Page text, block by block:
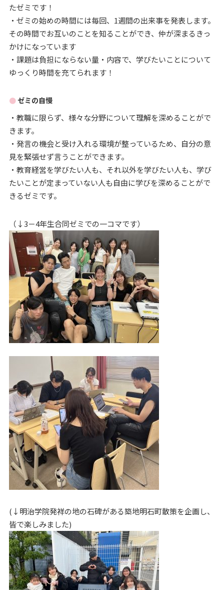
たゼミです！
・ゼミの始めの時間には毎回、1週間の出来事を発表します。
その時間でお互いのことを知ることができ、仲が深まるきっ
かけになっています
・課題は負担にならない量・内容で、学びたいことについて
ゆっくり時間を充てられます！
ゼミの自慢
・教職に限らず、様々な分野について理解を深めることがで
きます。
・発言の機会と受け入れる環境が整っているため、自分の意
見を緊張せず言うことができます。
・教育経営を学びたい人も、それ以外を学びたい人も、学び
たいことが定まっていない人も自由に学びを深めることがで
きるゼミです。
（↓3－4年生合同ゼミでの一コマです）
(↓明治学院発祥の地の石碑がある築地明石町散策を企画し、
皆で楽しみました)